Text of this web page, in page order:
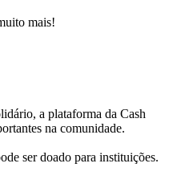
mais!
a plataforma da Cash
na comunidade.
ser doado para instituições.